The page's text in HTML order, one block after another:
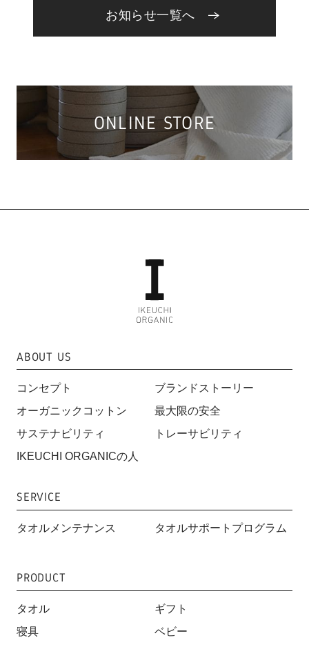
お知らせ一覧へ
ONLINE STORE
ABOUT US
コンセプト
ブランドストーリー
オーガニックコットン
最大限の安全
サステナビリティ
トレーサビリティ
IKEUCHI ORGANICの人
SERVICE
タオルメンテナンス タオルサポートプログラム
PRODUCT
タオル
ギフト
寝具
ベビー